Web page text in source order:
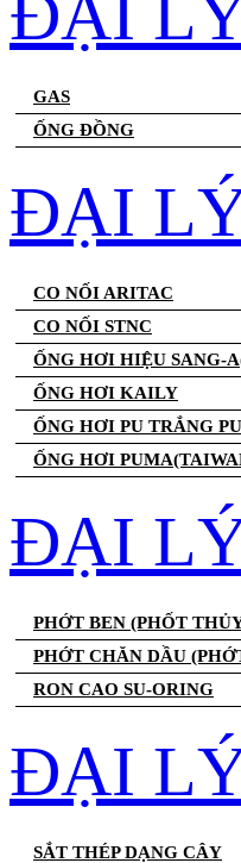
GAS
ỐNG ĐỒNG
ĐẠI
CO NỐI ARITAC
CO NỐI STNC
ỐNG HƠI HIỆU SANG-
ỐNG HƠI KAILY
ỐNG HƠI PU TRẮNG
ỐNG HƠI
ĐẠI LÝ
PHỚT BEN (PHỐT
PHỚT CHĂN DẦU
RON CAO SU-ORING
ĐẠI LÝ
SẮT THÉP DẠNG CÂY